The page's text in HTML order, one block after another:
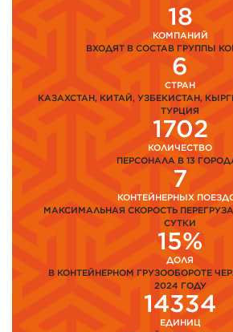
18
КОМПАНИЙ
ВХОДЯТ В СОСТАВ ГРУППЫ
6
СТРАН
КАЗАХСТАН, КИТАЙ, УЗБЕКИСТАН,
ТУРЦИЯ
1702
КОЛИЧЕСТВО
ПЕРСОНАЛА В 13
7
КОНТЕЙНЕРНЫХ
МАКСИМАЛЬНАЯ СКОРОСТЬ
СУТКИ
15%
ДОЛЯ
В КОНТЕЙНЕРНОМ ГРУЗООБОРОТЕ
2024 ГОДУ
14334
ЕДИНИЦ